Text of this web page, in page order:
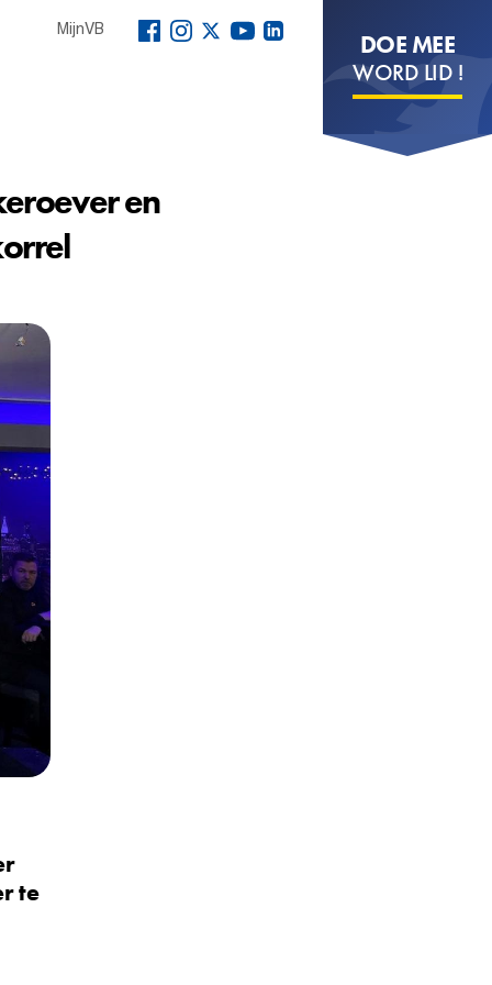
MijnVB
DOE MEE
WORD LID !
en
te